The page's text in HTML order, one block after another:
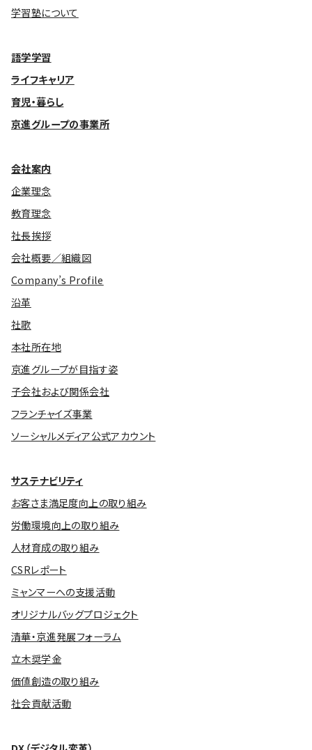
学習塾について
語学学習
ライフキャリア
育児・暮らし
京進グループの事業所
会社案内
企業理念
教育理念
社長挨拶
会社概要／組織図
Company’s Profile
沿革
社歌
本社所在地
京進グループが目指す姿
子会社および関係会社
フランチャイズ事業
ソーシャルメディア公式アカウント
サステナビリティ
お客さま満足度向上の取り組み
労働環境向上の取り組み
人材育成の取り組み
CSRレポート
ミャンマーへの支援活動
オリジナルバッグプロジェクト
清華・京進発展フォーラム
立木奨学金
価値創造の取り組み
社会貢献活動